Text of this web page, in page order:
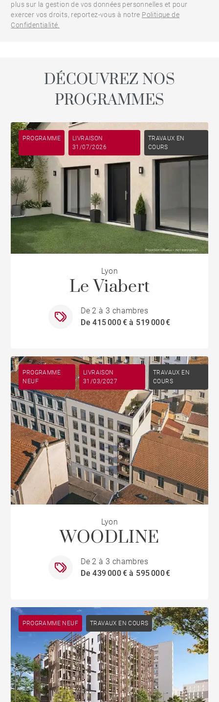
plus sur la gestion de vos données personnelles et pour
exercer vos droits, reportez-vous à notre Politique de
Confidentialité.
DÉCOUVREZ NOS
PROGRAMMES
PROGRAMME
LIVRAISON
31/07/2026
TRAVAUX EN
COURS
Lyon
Le Viabert
De 2 à 3 chambres
De 415 000 € à 519 000 €
PROGRAMME
NEUF
LIVRAISON
31/03/2027
TRAVAUX EN
COURS
Lyon
WOODLINE
De 2 à 3 chambres
De 439 000 € à 595 000 €
PROGRAMME NEUF TRAVAUX EN COURS